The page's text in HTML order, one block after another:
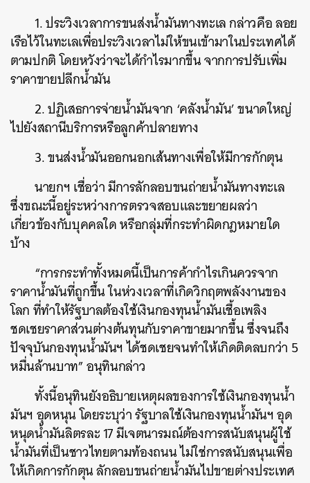
1. ประวิงเวลาการขนส่งน้ำมันทางทะเล กล่าวคือ ลอย
เรือไว้ในทะเลเพื่อประวิงเวลาไม่ให้ขนเข้ามาในประเทศได้
ตามปกติ โดยหวังว่าจะได้กำไรมากขึ้น จากการปรับเพิ่ม
ราคาขายปลีกน้ำมัน
2. ปฏิเสธการจ่ายน้ำมันจาก ‘คลังน้ำมัน’ ขนาดใหญ่
ไปยังสถานีบริการหรือลูกค้าปลายทาง
3. ขนส่งน้ำมันออกนอกเส้นทางเพื่อให้มีการกักตุน
นายกฯ เชื่อว่า มีการลักลอบขนถ่ายน้ำมันทางทะเล
ซึ่งขณะนี้อยู่ระหว่างการตรวจสอบและขยายผลว่า
เกี่ยวข้องกับบุคคลใด หรือกลุ่มที่กระทำผิดกฎหมายใด
บ้าง
“การกระทำทั้งหมดนี้เป็นการค้ากำไรเกินควรจาก
ราคาน้ำมันที่ถูกขึ้น ในห่วงเวลาที่เกิดวิกฤตพลังงานของ
โลก ที่ทำให้รัฐบาลต้องใช้เงินกองทุนน้ำมันเชื้อเพลิง
ชดเชยราคาส่วนต่างต้นทุนกับราคาขายมากขึ้น ซึ่งจนถึง
ปัจจุบันกองทุนน้ำมันฯ ได้ชดเชยจนทำให้เกิดติดลบกว่า 5
หมื่นล้านบาท” อนุทินกล่าว
ทั้งนี้อนุทินยังอธิบายเหตุผลของการใช้เงินกองทุนน้ำ
มันฯ อุดหนุน โดยระบุว่า รัฐบาลใช้เงินกองทุนน้ำมันฯ อุด
หนุดน้ำมันลิตรละ 17 มีเจตนารมณ์ต้องการสนับสนุนผู้ใช้
น้ำมันที่เป็นชาวไทยตามท้องถนน ไม่ใช่การสนับสนุนเพื่อ
ให้เกิดการกักตุน ลักลอบขนถ่ายน้ำมันไปขายต่างประเทศ